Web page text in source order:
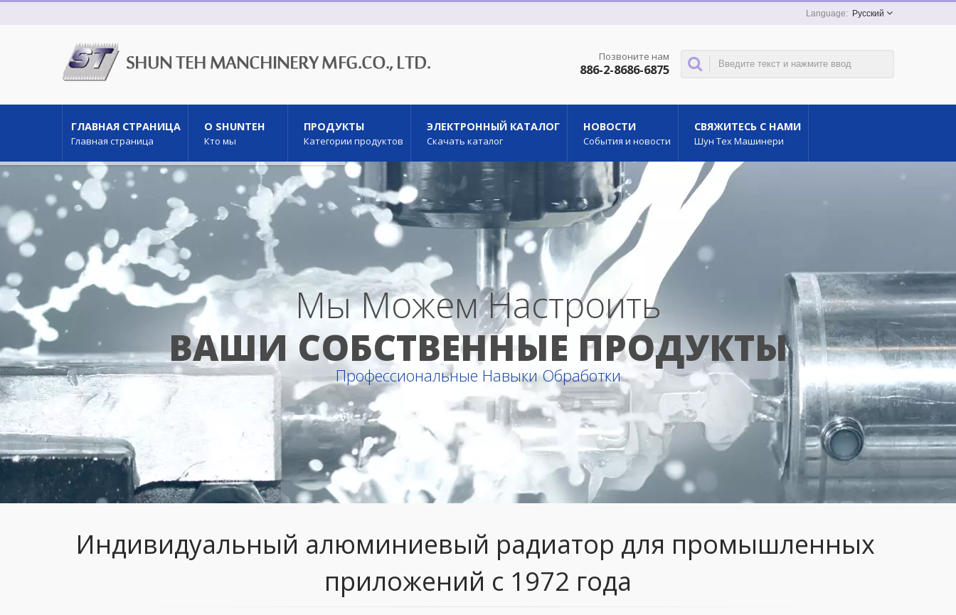
Русский
Позвоните нам
886-2-8686-6875
ГЛАВНАЯ СТРАНИЦА
Главная страница
О SHUNTEH
Кто мы
ПРОДУКТЫ
Категории продуктов
ЭЛЕКТРОННЫЙ КАТАЛОГ
Скачать каталог
НОВОСТИ
События и новости
СВЯЖИТЕСЬ С НАМИ
Шун Тех Машинери
Мы Можем Настроить
ВАШИ СОБСТВЕННЫЕ ПРОДУКТЫ
Профессиональные Навыки Обработки
Индивидуальный алюминиевый радиатор для промышленных
приложений с 1972 года